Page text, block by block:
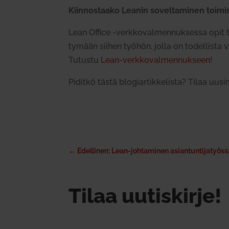
Kiin­nos­taako Leanin sovel­ta­minen
Lean Office ‑verk­ko­val­men­nuk­sessa
tymään siihen työhön, jolla on todel­lista
Tutustu Lean-verk­ko­val­men­nukseen!
Piditkö tästä blo­giar­tik­ke­lista? Tilaa
← Edellinen: Lean-johtaminen
Tilaa uutiskirje!